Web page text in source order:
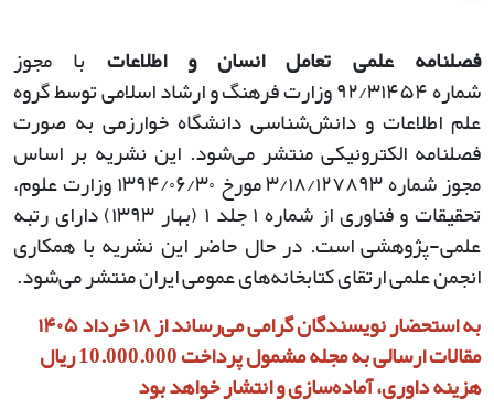
فصلنامه علمی تعامل انسان و اطلاعات با مجوز
شماره۹۲/۳۱۴۵۴وزارت فرهنگ و ارشاد اسلامی توسط گروه
علم اطلاعات و دانش‌شناسی دانشگاه خوارزمی به صورت
فصلنامه الکترونیکی منتشر می‌شود. این نشریه بر اساس
مجوز شماره۳/۱۸/۱۲۷۸۹۳مورخ۱۳۹۴/۰۶/۳۰وزارت علوم،
تحقیقات و فناوری از شماره۱جلد ۱ ( بهار۱۳۹۳) دارای رتبه
علمی-پژوهشی است. در حال حاضر این نشریه با همکاری
انجمن علمی ارتقای کتابخانه‌های عمومی ایران منتشر می‌شود.
به استحضار نویسندگان گرامی می‌رساند از ۱۸ خرداد ۱۴۰۵
مقالات ارسالی به مجله مشمول پرداخت 10.000.000 ریال
هزینه داوری، آماده‌سازی و انتشار خواهد بود